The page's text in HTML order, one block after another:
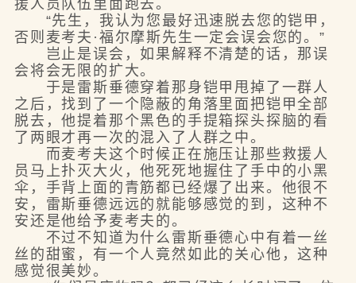
援人员队伍里面跑去。
“先生，我认为您最好迅速脱去您的铠甲，
否则麦考夫·福尔摩斯先生一定会误会您的。”
岂止是误会，如果解释不清楚的话，那误
会将会无限的扩大。
于是雷斯垂德穿着那身铠甲甩掉了一群人
之后，找到了一个隐蔽的角落里面把铠甲全部
脱去，他提着那个黑色的手提箱探头探脑的看
了两眼才再一次的混入了人群之中。
而麦考夫这个时候正在施压让那些救援人
员马上扑灭大火，他死死地握住了手中的小黑
伞，手背上面的青筋都已经爆了出来。他很不
安，雷斯垂德远远的就能够感觉的到，这种不
安还是他给予麦考夫的。
不过不知道为什么雷斯垂德心中有着一丝
丝的甜蜜，有一个人竟然如此的关心他，这种
感觉很美妙。